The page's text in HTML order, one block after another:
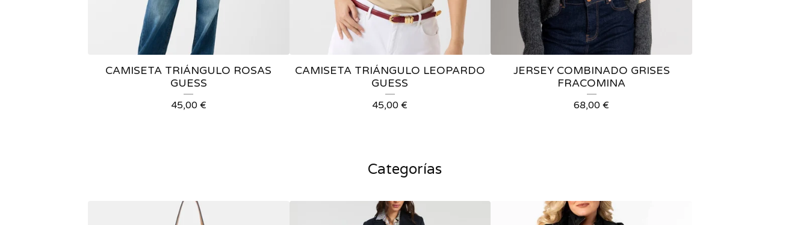
CAMISETA TRIÁNGULO ROSAS
GUESS
45,00 €
CAMISETA TRIÁNGULO LEOPARDO
GUESS
45,00€
JERSEY COMBINADO GRISES
FRACOMINA
68,00€
Categorías